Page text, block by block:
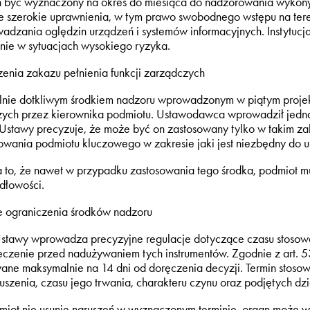
szerokie uprawnienia, w tym prawo swobodnego wstępu na
oględzin urządzeń i systemów informacyjnych.
w sytuacjach wysokiego ryzyka.
zakazu pełnienia funkcji zarządczych
dotkliwym środkiem nadzoru wprowadzonym w piątym
przez kierownika podmiotu. Ustawodawca wprowadził
precyzuje, że może być on zastosowany tylko w takim
podmiotu kluczowego w zakresie jaki jest niezbędny do
że nawet w przypadku zastosowania tego środka, podmiot
ograniczenia środków nadzoru
wprowadza precyzyjne regulacje dotyczące czasu
przed nadużywaniem tych instrumentów. Zgodnie z art.
maksymalnie na 14 dni od doręczenia decyzji. Termin
czasu jego trwania, charakteru czynu oraz podjętych